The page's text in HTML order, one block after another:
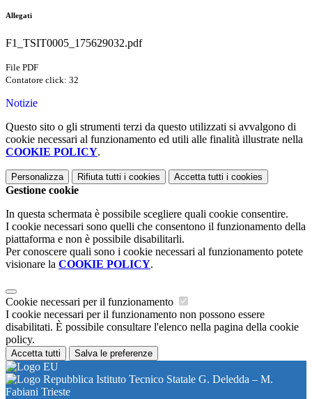
Allegati
F1_TSIT0005_175629032.pdf
File PDF
Contatore click: 32
Notizie
Questo sito o gli strumenti terzi da questo utilizzati si avvalgono di
cookie necessari al funzionamento ed utili alle finalità illustrate nella
COOKIE POLICY.
Personalizza Rifiuta tutti i cookies Accetta tutti i cookies
Gestione cookie
In questa schermata è possibile scegliere quali cookie consentire.
I cookie necessari sono quelli che consentono il funzionamento della
piattaforma e non è possibile disabilitarli.
Per conoscere quali sono i cookie necessari al funzionamento potete
visionare la COOKIE POLICY.
Cookie necessari per il funzionamento
I cookie necessari per il funzionamento non possono essere
disabilitati. È possibile consultare l'elenco nella pagina della cookie
policy.
Accetta tutti Salva le preferenze
Istituto Tecnico Statale G. Deledda – M.
Fabiani Trieste